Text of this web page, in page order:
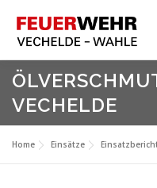
Inhalt
springen
HOME
Aktuelles
Über Uns
VECHELDE
Home Einsätze